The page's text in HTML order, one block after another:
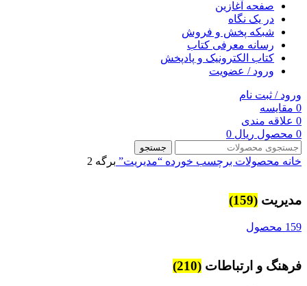
صفحه آغازین
در یک نگاه
شبکه پخش و فروش
رسانه معرفی کتاب
کتاب الکترونیک و پادپخش
ورود / عضویت
ورود / ثبت نام
0 مقایسه
0 علاقه مندی
0 محصول ریال
جستجو
خانه محصولات برچسب خورده “مديريت” برگه 2
مديريت (159)
159 محصول
فرهنگ و ارتباطات (210)